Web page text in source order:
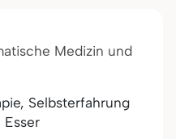
Medizin und
Selbsterfahrung
Esser